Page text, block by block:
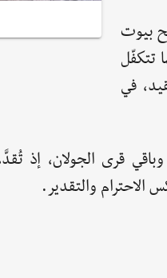
بيوت
تتكفّل
في
قرى الجولان، إذ
والتقدير.